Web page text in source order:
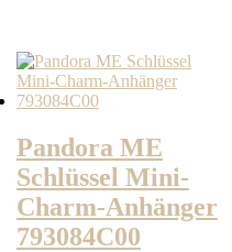
Pandora ME
Schlüssel Mini-
Charm-Anhänger
793084C00